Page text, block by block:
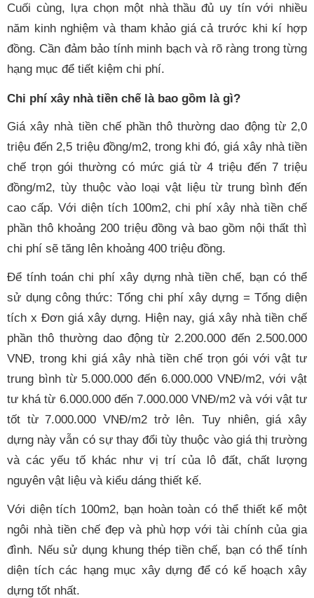
Cuối cùng, lựa chọn một nhà thầu đủ uy tín với nhiều
năm kinh nghiệm và tham khảo giá cả trước khi kí hợp
đồng. Cần đảm bảo tính minh bạch và rõ ràng trong từng
hạng mục để tiết kiệm chi phí.
Chi phí xây nhà tiền chế là bao gồm là gì?
Giá xây nhà tiền chế phần thô thường dao động từ 2,0
triệu đến 2,5 triệu đồng/m2, trong khi đó, giá xây nhà tiền
chế trọn gói thường có mức giá từ 4 triệu đến 7 triệu
đồng/m2, tùy thuộc vào loại vật liệu từ trung bình đến
cao cấp. Với diện tích 100m2, chi phí xây nhà tiền chế
phần thô khoảng 200 triệu đồng và bao gồm nội thất thì
chi phí sẽ tăng lên khoảng 400 triệu đồng.
Để tính toán chi phí xây dựng nhà tiền chế, bạn có thể
sử dụng công thức: Tổng chi phí xây dựng = Tổng diện
tích x Đơn giá xây dựng. Hiện nay, giá xây nhà tiền chế
phần thô thường dao động từ 2.200.000 đến 2.500.000
VNĐ, trong khi giá xây nhà tiền chế trọn gói với vật tư
trung bình từ 5.000.000 đến 6.000.000 VNĐ/m2, với vật
tư khá từ 6.000.000 đến 7.000.000 VNĐ/m2 và với vật tư
tốt từ 7.000.000 VNĐ/m2 trở lên. Tuy nhiên, giá xây
dựng này vẫn có sự thay đổi tùy thuộc vào giá thị trường
và các yếu tố khác như vị trí của lô đất, chất lượng
nguyên vật liệu và kiểu dáng thiết kế.
Với diện tích 100m2, bạn hoàn toàn có thể thiết kế một
ngôi nhà tiền chế đẹp và phù hợp với tài chính của gia
đình. Nếu sử dụng khung thép tiền chế, bạn có thể tính
diện tích các hạng mục xây dựng để có kế hoạch xây
dựng tốt nhất.